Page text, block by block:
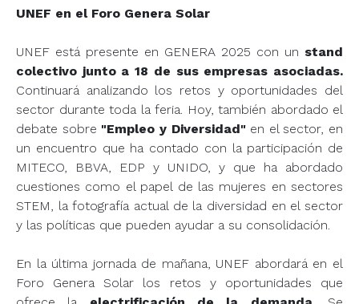
UNEF en el Foro Genera Solar
UNEF está presente en GENERA 2025 con un stand
colectivo junto a 18 de sus empresas asociadas.
Continuará analizando los retos y oportunidades del
sector durante toda la feria. Hoy, también abordado el
debate sobre "Empleo y Diversidad"en el sector, en
un encuentro que ha contado con la participación de
MITECO, BBVA, EDP y UNIDO, y que ha abordado
cuestiones como el papel de las mujeres en sectores
STEM, la fotografía actual de la diversidad en el sector
y las políticas que pueden ayudar a su consolidación.
En la última jornada de mañana, UNEF abordará en el
Foro Genera Solar los retos y oportunidades que